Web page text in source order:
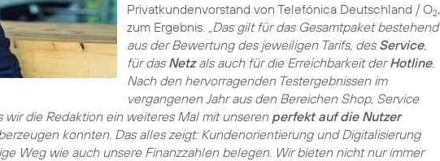
Privatkundenvorstand von Telefónica Deutschland / O2,
zum Ergebnis. „Das gilt für das Gesamtpaket bestehend
aus der Bewertung des jeweiligen Tarifs, des Service,
für das Netzals auch für die Erreichbarkeit derHotline.
Nach den hervorragenden Testergebnissen im
vergangenen Jahr aus den Bereichen Shop, Service
wir die Redaktion ein weiteres Mal mit unseren perfekt auf die Nutzer
konnten. Das alles zeigt: Kundenorientierung und Digitalisierung
Weg wie auch unsere Finanzzahlen belegen. Wir bieten nicht nur immer